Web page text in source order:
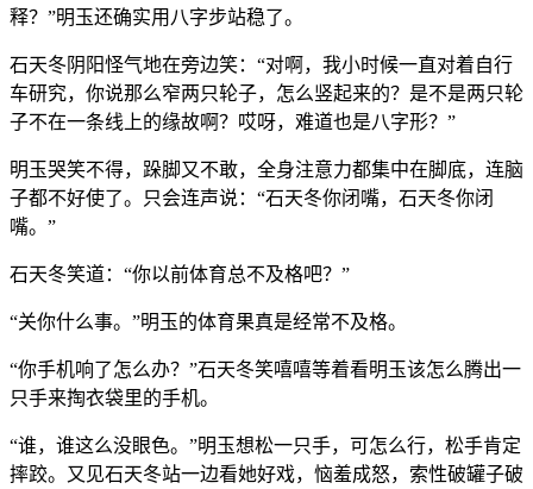
释？”明玉还确实用八字步站稳了。
石天冬阴阳怪气地在旁边笑：“对啊，我小时候一直对着自行
车研究，你说那么窄两只轮子，怎么竖起来的？是不是两只轮
子不在一条线上的缘故啊？哎呀，难道也是八字形？”
明玉哭笑不得，跺脚又不敢，全身注意力都集中在脚底，连脑
子都不好使了。只会连声说：“石天冬你闭嘴，石天冬你闭
嘴。”
石天冬笑道：“你以前体育总不及格吧？”
“关你什么事。”明玉的体育果真是经常不及格。
“你手机响了怎么办？”石天冬笑嘻嘻等着看明玉该怎么腾出一
只手来掏衣袋里的手机。
“谁，谁这么没眼色。”明玉想松一只手，可怎么行，松手肯定
摔跤。又见石天冬站一边看她好戏，恼羞成怒，索性破罐子破